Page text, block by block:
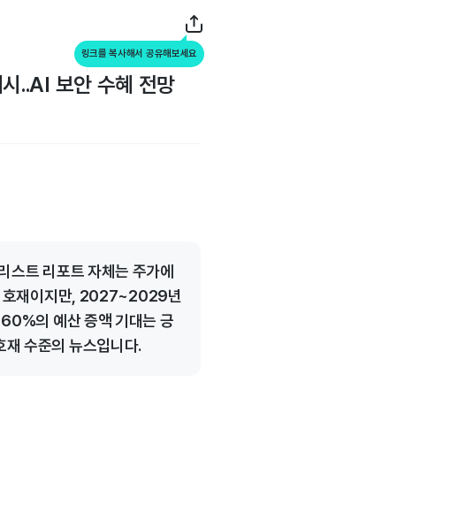
링크를 복사해서 공유해보세요
..AI 보안 수혜 전망
트 리포트 자체는 주가에
호재이지만, 2027~2029년
의 예산 증액 기대는 긍
재 수준의 뉴스입니다.